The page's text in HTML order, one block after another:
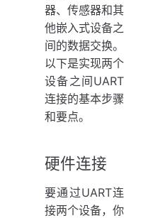
器、传感器和其
他嵌入式设备之
间的数据交换。
以下是实现两个
设备之间UART
连接的基本步骤
和要点。
硬件连接
要通过UART连
接两个设备，你